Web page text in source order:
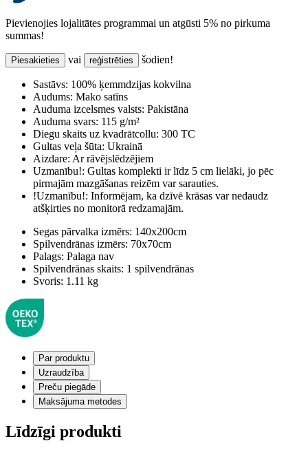
Pievienojies lojalitātes programmai un atgūsti 5% no pirkuma
summas!
Piesakieties vai reģistrēties šodien!
Sastāvs: 100% ķemmdzijas kokvilna
Audums: Mako satīns
Auduma izcelsmes valsts: Pakistāna
Auduma svars: 115 g/m²
Diegu skaits uz kvadrātcollu: 300 TC
Gultas veļa šūta: Ukrainā
Aizdare: Ar rāvējslēdzējiem
Uzmanību!: Gultas komplekti ir līdz 5 cm lielāki, jo pēc
pirmajām mazgāšanas reizēm var sarauties.
!Uzmanību!: Informējam, ka dzīvē krāsas var nedaudz
atšķirties no monitorā redzamajām.
Segas pārvalka izmērs: 140x200cm
Spilvendrānas izmērs: 70x70cm
Palags: Palaga nav
Spilvendrānas skaits: 1 spilvendrānas
Svoris: 1.11 kg
Par produktu
Uzraudzība
Preču piegāde
Maksājuma metodes
Līdzīgi produkti